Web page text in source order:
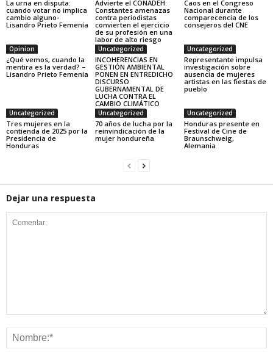
La urna en disputa:
cuando votar no implica
cambio alguno-
Lisandro Prieto Femenía
Advierte el CONADEH:
Constantes amenazas
contra periodistas
convierten el ejercicio
de su profesión en una
labor de alto riesgo
Caos en el Congreso
Nacional durante
comparecencia de los
consejeros del CNE
Opinion
¿Qué vemos, cuando la
mentira es la verdad? –
Lisandro Prieto Femenía
Uncategorized
INCOHERENCIAS EN
GESTIÓN AMBIENTAL
PONEN EN ENTREDICHO
DISCURSO
GUBERNAMENTAL DE
LUCHA CONTRA EL
CAMBIO CLIMÁTICO
Uncategorized
Representante impulsa
investigación sobre
ausencia de mujeres
artistas en las fiestas de
pueblo
Uncategorized
Tres mujeres en la
contienda de 2025 por la
Presidencia de
Honduras
Uncategorized
70 años de lucha por la
reinvindicación de la
mujer hondureña
Uncategorized
Honduras presente en
Festival de Cine de
Braunschweig,
Alemania
Dejar una respuesta